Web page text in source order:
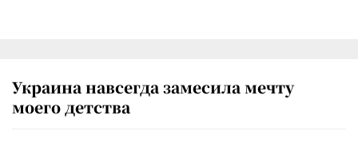
Украина навсегда замесила мечту
моего детства